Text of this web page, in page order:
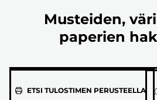
Musteiden,
paperien
ETSI TULOSTIMEN PERUSTEELLA